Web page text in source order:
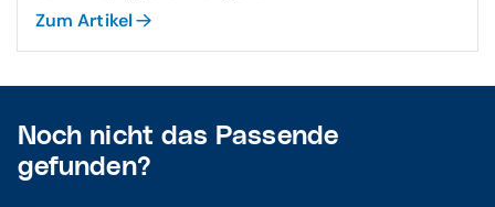
Zum Artikel
Noch nicht das Passende
gefunden?